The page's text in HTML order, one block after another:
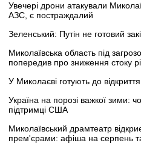
Увечері дрони атакували
АЗС, є постраждалий
Зеленський: Путін не готовий
Миколаївська область під
попередив про зниження стоку
У Миколаєві готують до
Україна на порозі важкої зими:
підтримці США
Миколаївський драмтеатр
прем'єрами: афіша на серпень